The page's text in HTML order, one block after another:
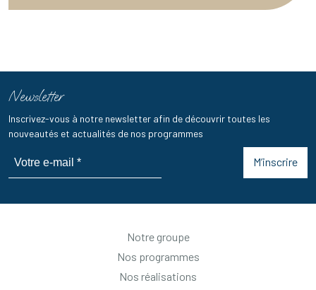
Newsletter
Inscrivez-vous à notre newsletter afin de découvrir toutes les
nouveautés et actualités de nos programmes
M’inscrire
Notre groupe
Nos programmes
Nos réalisations